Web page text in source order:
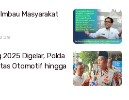
Masyarakat
2025 Digelar, Polda
Otomotif hingga